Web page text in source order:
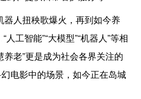
人扭秧歌爆火，再到如今养
工智能”“大模型”“机器人”等相
老”更是成为社会各界关注的
电影中的场景，如今正在岛城